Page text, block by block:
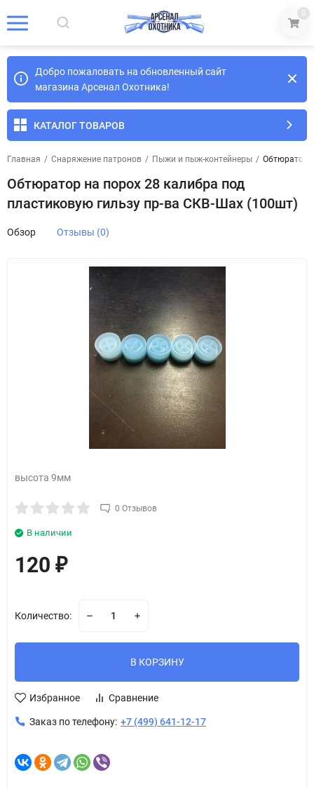
0
Добро пожаловать на обновленный сайт
магазина Арсенал Охотника!
КАТАЛОГ ТОВАРОВ
Главная / Снаряжение патронов / Пыжи и пыж-контейнеры / Обтюратор
Обтюратор на порох 28 калибра под
пластиковую гильзу пр-ва СКВ-Шах (100шт)
Обзор Отзывы (0)
высота 9мм
0 Отзывов
В наличии
120 ₽
Количество:
В КОРЗИНУ
Избранное Сравнение
Заказ по телефону: +7 (499) 641-12-17